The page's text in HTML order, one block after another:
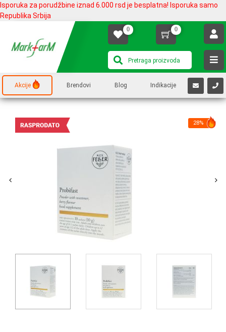
Isporuka za porudžbine iznad 6.000 rsd je besplatna! Isporuka samo
Republika Srbija
0 0
Akcije Brendovi Blog Indikacije
28%